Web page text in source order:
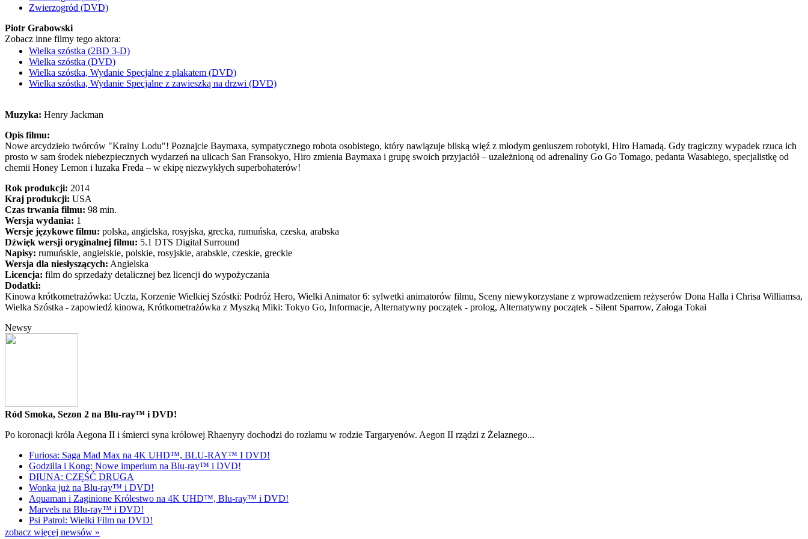
Zwierzogród (DVD)
Piotr Grabowski
Zobacz inne filmy tego aktora:
Wielka szóstka (2BD 3-D)
Wielka szóstka (DVD)
Wielka szóstka, Wydanie Specjalne z plakatem (DVD)
Wielka szóstka, Wydanie Specjalne z zawieszką na drzwi (DVD)
Muzyka: Henry Jackman
Opis filmu:
Nowe arcydzieło twórców "Krainy Lodu"! Poznajcie Baymaxa, sympatycznego robota osobistego, który nawiązuje bliską więź z młodym geniuszem robotyki, Hiro Hamadą. Gdy tragiczny wypadek rzuca ich
prosto w sam środek niebezpiecznych wydarzeń na ulicach San Fransokyo, Hiro zmienia Baymaxa i grupę swoich przyjaciół – uzależnioną od adrenaliny Go Go Tomago, pedanta Wasabiego, specjalistkę od
chemii Honey Lemon i luzaka Freda – w ekipę niezwykłych superbohaterów!
Rok produkcji: 2014
Kraj produkcji: USA
Czas trwania filmu: 98 min.
Wersja wydania: 1
Wersje językowe filmu: polska, angielska, rosyjska, grecka, rumuńska, czeska, arabska
Dźwięk wersji oryginalnej filmu: 5.1 DTS Digital Surround
Napisy: rumuńskie, angielskie, polskie, rosyjskie, arabskie, czeskie, greckie
Wersja dla niesłyszących: Angielska
Licencja: film do sprzedaży detalicznej bez licencji do wypożyczania
Dodatki:
Kinowa krótkometrażówka: Uczta, Korzenie Wielkiej Szóstki: Podróż Hero, Wielki Animator 6: sylwetki animatorów filmu, Sceny niewykorzystane z wprowadzeniem reżyserów Dona Halla i Chrisa Williamsa,
Wielka Szóstka - zapowiedź kinowa, Krótkometrażówka z Myszką Miki: Tokyo Go, Informacje, Alternatywny początek - prolog, Alternatywny początek - Silent Sparrow, Załoga Tokai
Newsy
Ród Smoka, Sezon 2 na Blu-ray™ i DVD!
Po koronacji króla Aegona II i śmierci syna królowej Rhaenyry dochodzi do rozłamu w rodzie Targaryenów. Aegon II rządzi z Żelaznego...
Furiosa: Saga Mad Max na 4K UHD™, BLU-RAY™ I DVD!
Godzilla i Kong: Nowe imperium na Blu-ray™ i DVD!
DIUNA: CZĘŚĆ DRUGA
Wonka już na Blu-ray™ i DVD!
Aquaman i Zaginione Królestwo na 4K UHD™, Blu-ray™ i DVD!
Marvels na Blu-ray™ i DVD!
Psi Patrol: Wielki Film na DVD!
zobacz więcej newsów »